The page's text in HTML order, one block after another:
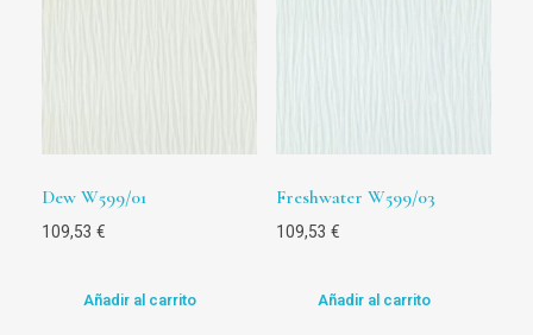
Dew W599/01
109,53 €
Añadir al carrito
Freshwater W599/03
109,53 €
Añadir al carrito